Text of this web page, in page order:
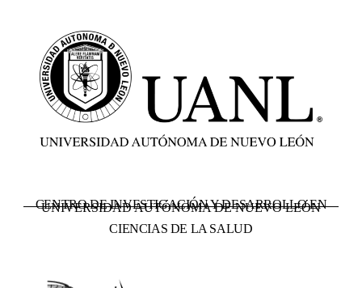
UNIVERSIDAD AUTÓNOMA DE NUEVO LEÓN
CENTRO DE INVESTIGACIÓN Y DESARROLLO EN
CIENCIAS DE LA SALUD